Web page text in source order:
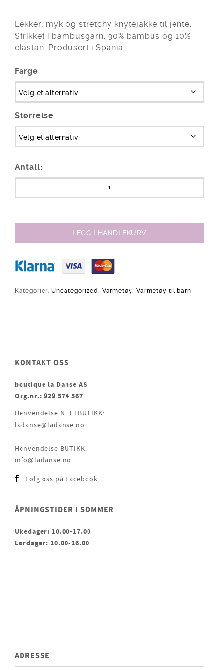
Lekker, myk og stretchy knytejakke til jente.
Strikket i bambusgarn; 90% bambus og 10%
elastan. Produsert i Spania.
Farge
Størrelse
Antall:
LEGG I HANDLEKURV
Kategorier: Uncategorized, Varmetøy, Varmetøy til barn
KONTAKT OSS
boutique la Danse AS
Org.nr.: 929 574 567
Henvendelse NETTBUTIKK:
ladanse@ladanse.no
Henvendelse BUTIKK:
info@ladanse.no
Følg oss på Facebook
ÅPNINGSTIDER I SOMMER
Ukedager: 10.00-17.00
Lørdager: 10.00-16.00
ADRESSE